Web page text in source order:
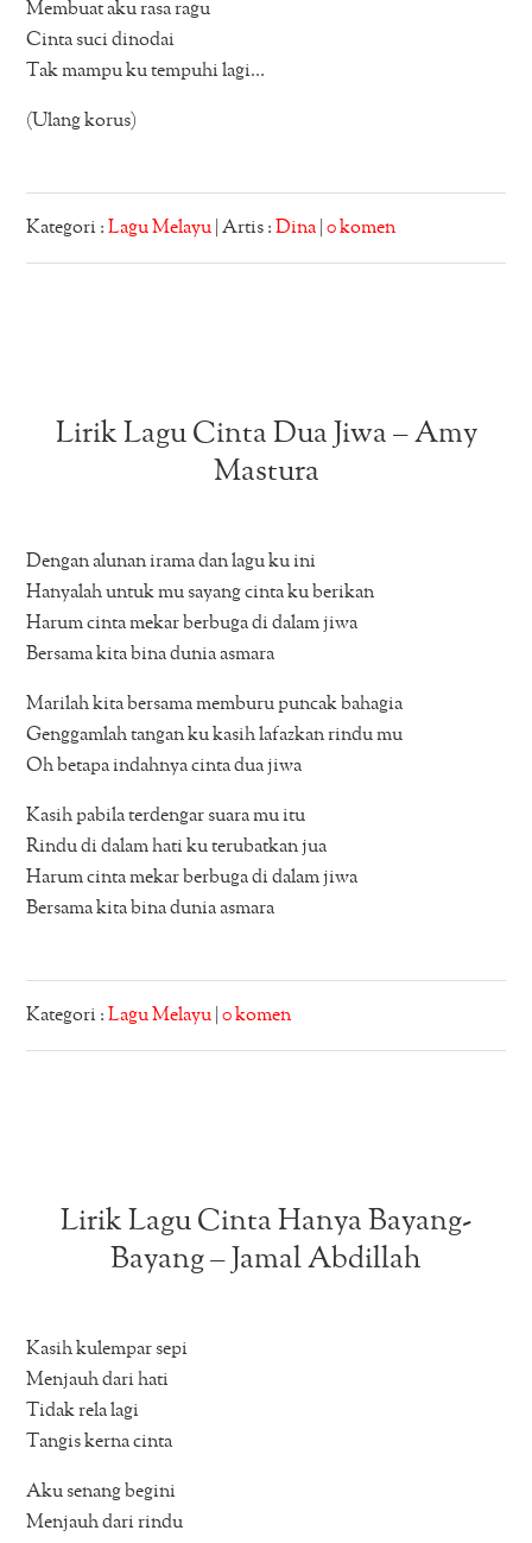
Membuat aku rasa ragu
Cinta suci dinodai
Tak mampu ku tempuhi lagi…
(Ulang korus)
Kategori :Lagu Melayu | Artis :Dina |0 komen
Lirik Lagu Cinta Dua Jiwa – Amy
Mastura
Dengan alunan irama dan lagu ku ini
Hanyalah untuk mu sayang cinta ku berikan
Harum cinta mekar berbuga di dalam jiwa
Bersama kita bina dunia asmara
Marilah kita bersama memburu puncak bahagia
Genggamlah tangan ku kasih lafazkan rindu mu
Oh betapa indahnya cinta dua jiwa
Kasih pabila terdengar suara mu itu
Rindu di dalam hati ku terubatkan jua
Harum cinta mekar berbuga di dalam jiwa
Bersama kita bina dunia asmara
Kategori :Lagu Melayu |0 komen
Lirik Lagu Cinta Hanya Bayang-
Bayang – Jamal Abdillah
Kasih kulempar sepi
Menjauh dari hati
Tidak rela lagi
Tangis kerna cinta
Aku senang begini
Menjauh dari rindu